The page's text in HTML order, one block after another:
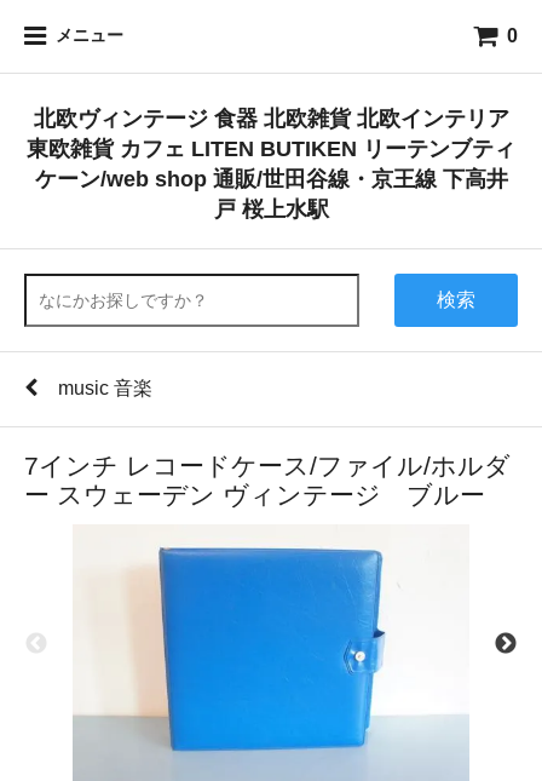
メニュー 0
北欧ヴィンテージ 食器 北欧雑貨 北欧インテリア
東欧雑貨 カフェ LITEN BUTIKEN リーテンブティ
ケーン/web shop 通販/世田谷線・京王線 下高井
戸 桜上水駅
検索
music 音楽
7インチ レコードケース/ファイル/ホルダ
ー スウェーデン ヴィンテージ ブルー